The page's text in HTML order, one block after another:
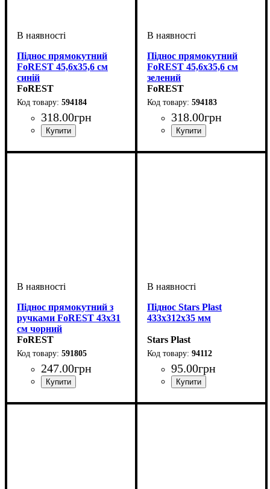
Піднос прямокутний
FoREST 45,6х35,6 см
синій
FoREST
594184
318.00грн
Піднос прямокутний
FoREST 45,6х35,6 см
зелений
FoREST
594183
318.00грн
Піднос прямокутний з
ручками FoREST 43х31
см чорний
FoREST
591805
247.00грн
Піднос Stars Plast
433х312х35 мм
Stars Plast
94112
95.00грн